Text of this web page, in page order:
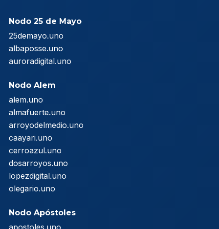
Nodo 25 de Mayo
25demayo.uno
albaposse.uno
auroradigital.uno
Nodo Alem
alem.uno
almafuerte.uno
arroyodelmedio.uno
caayari.uno
cerroazul.uno
dosarroyos.uno
lopezdigital.uno
olegario.uno
Nodo Apóstoles
apostoles.uno